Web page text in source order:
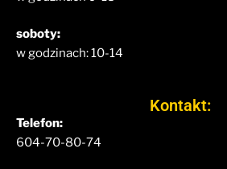
soboty:
w godzinach: 10-14
Kontakt:
Telefon:
604-70-80-74